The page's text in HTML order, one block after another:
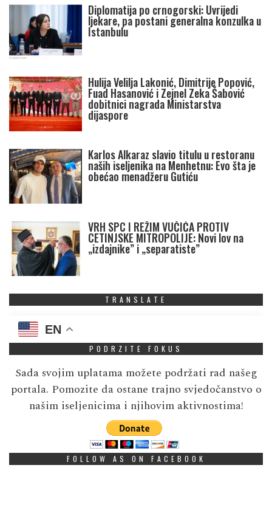
Diplomatija po crnogorski: Uvrijedi
ljekare, pa postani generalna konzulka u
Istanbulu
Hulija Velilja Lakonić, Dimitrije Popović,
Fuad Hasanović i Zejnel Zeka Šabović
dobitnici nagrada Ministarstva
dijaspore
Karlos Alkaraz slavio titulu u restoranu
naših iseljenika na Menhetnu: Evo šta je
obećao menadžeru Gutiću
VRH SPC I REŽIM VUČIĆA PROTIV
CETINJSKE MITROPOLIJE: Novi lov na
„izdajnike” i „separatiste”
TRANSLATE
EN
PODRZITE FOKUS
Sada svojim uplatama možete podržati rad našeg
portala. Pomozite da ostane trajno svjedočanstvo o
našim iseljenicima i njihovim aktivnostima!
FOLLOW AS ON FACEBOOK